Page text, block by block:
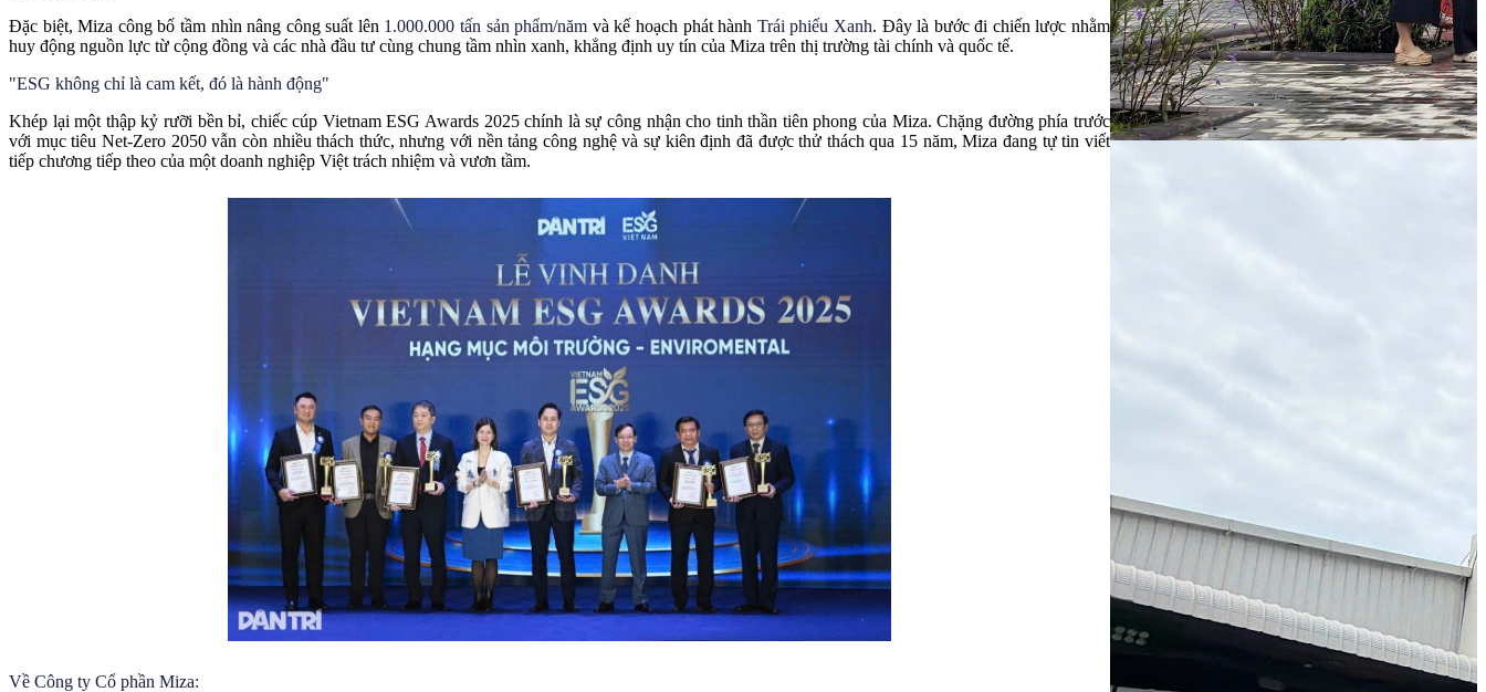
Đặc biệt, Miza công bố tầm nhìn nâng công suất lên 1.000.000 tấn sản phẩm/năm và kế hoạch phát hành Trái phiếu Xanh. Đây là bước đi chiến lược nhằm
huy động nguồn lực từ cộng đồng và các nhà đầu tư cùng chung tầm nhìn xanh, khẳng định uy tín của Miza trên thị trường tài chính và quốc tế.
"ESG không chỉ là cam kết, đó là hành động"
Khép lại một thập kỷ rưỡi bền bỉ, chiếc cúp Vietnam ESG Awards 2025 chính là sự công nhận cho tinh thần tiên phong của Miza. Chặng đường phía trước
với mục tiêu Net-Zero 2050 vẫn còn nhiều thách thức, nhưng với nền tảng công nghệ và sự kiên định đã được thử thách qua 15 năm, Miza đang tự tin viết
tiếp chương tiếp theo của một doanh nghiệp Việt trách nhiệm và vươn tầm.
Về Công ty Cổ phần Miza: